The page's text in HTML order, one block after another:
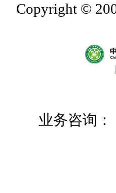
Copyright ©
业务咨询：